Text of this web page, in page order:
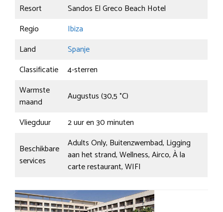
Resort
Sandos El Greco Beach Hotel
Regio
Ibiza
Land
Spanje
Classificatie
4-sterren
Warmste
maand
Augustus (30,5 °C)
Vliegduur
2 uur en 30 minuten
Beschikbare
services
Adults Only, Buitenzwembad, Ligging
aan het strand, Wellness, Airco, À la
carte restaurant, WIFI